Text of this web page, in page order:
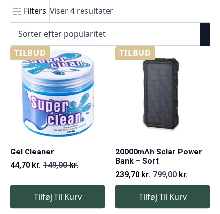
Filters Viser 4 resultaterSorteret
efter
TILBUD
Gel Cleaner
149,00kr.
Den
pris
149,00 kr..
44,70 kr.
Den
pris
44,70 kr..
Tilføj Til Kurv
TILBUD
20000mAh Solar Power
Bank – Sort
799,00kr.
Den
oprindelige
var:
239,70 kr.
Den
aktuelle
er:
Tilføj Til Kurv